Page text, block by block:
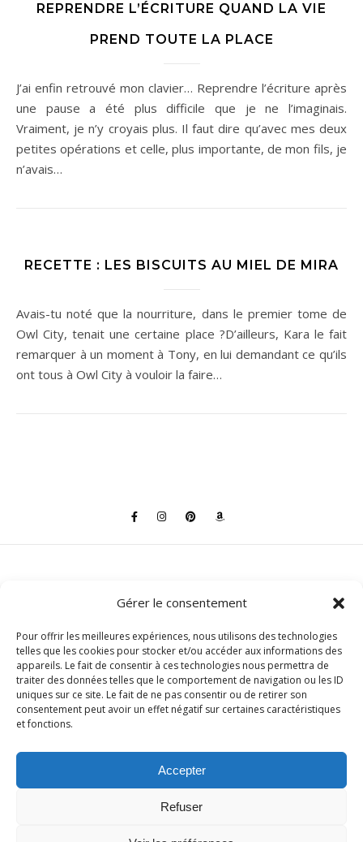
Gérer le consentement
Pour offrir les meilleures expériences, nous utilisons des technologies
telles que les cookies pour stocker et/ou accéder aux informations des
appareils. Le fait de consentir à ces technologies nous permettra de
traiter des données telles que le comportement de navigation ou les ID
uniques sur ce site. Le fait de ne pas consentir ou de retirer son
consentement peut avoir un effet négatif sur certaines caractéristiques
et fonctions.
Accepter
Refuser
REPRENDRE L’ÉCRITURE QUAND LA VIE
PREND TOUTE LA PLACE
J’ai enfin retrouvé mon clavier… Reprendre l’écriture après
une pause a été plus difficile que je ne l’imaginais.
Vraiment, je n’y croyais plus. Il faut dire qu’avec mes deux
petites opérations et celle, plus importante, de mon fils, je
n’avais…
RECETTE : LES BISCUITS AU MIEL DE MIRA
Avais-tu noté que la nourriture, dans le premier tome de
Owl City, tenait une certaine place ?D’ailleurs, Kara le fait
remarquer à un moment à Tony, en lui demandant ce qu’ils
ont tous à Owl City à vouloir la faire…
CGV
Contact